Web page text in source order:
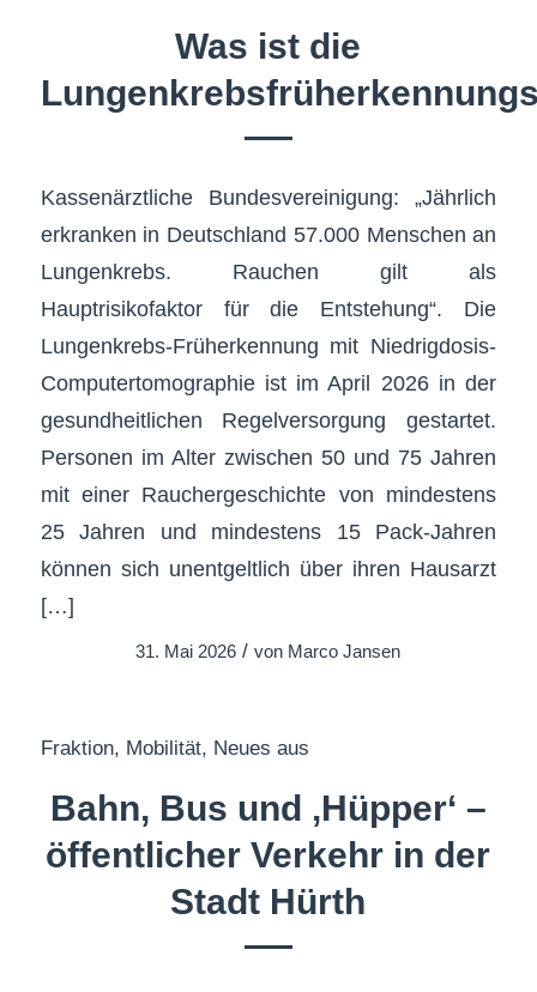
Was ist die
Kassenärztliche Bundesvereinigung: „Jährlich
erkranken in Deutschland 57.000 Menschen an
Lungenkrebs. Rauchen gilt als
Hauptrisikofaktor für die Entstehung“. Die
Lungenkrebs-Früherkennung mit Niedrigdosis-
Computertomographie ist im April 2026 in der
gesundheitlichen Regelversorgung gestartet.
Personen im Alter zwischen 50 und 75 Jahren
mit einer Rauchergeschichte von mindestens
25 Jahren und mindestens 15 Pack-Jahren
können sich unentgeltlich über ihren Hausarzt
[…]
31. Mai 2026 / von Marco Jansen
Fraktion, Mobilität, Neues aus
Bahn, Bus und ‚Hüpper‘ –
öffentlicher Verkehr in der
Stadt Hürth